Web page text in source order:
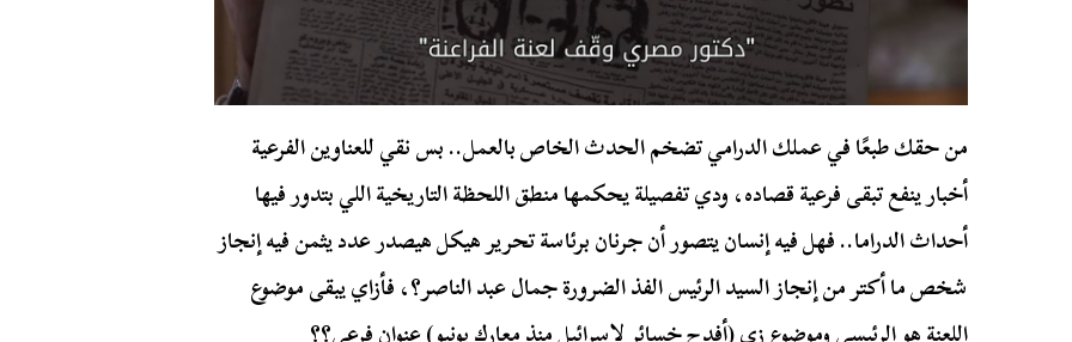
من حقك طبعًا في عملك الدرامي تضخم الحدث الخاص بالعمل.. بس نقي للعناوين الفرعية
أخبار ينفع تبقى فرعية قصاده، ودي تفصيلة يحكمها منطق اللحظة التاريخية اللي بتدور فيها
أحداث الدراما.. فهل فيه إنسان يتصور أن جرنان برئاسة تحريرهيكلهيصدر عدد يثمن فيه إنجاز
شخص ما أكتر من إنجاز السيد الرئيس الفذ الضرورةجمال عبد الناصر؟، فأزاي يبقى موضوع